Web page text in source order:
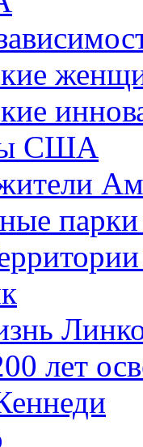
США
лет